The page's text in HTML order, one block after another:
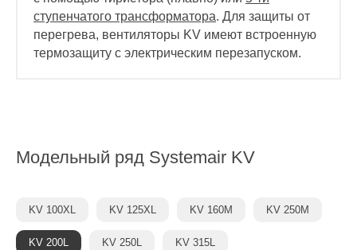
ступенчатого трансформатора. Для защиты от
перегрева, вентиляторы KV имеют встроенную
термозащиту с электрическим перезапуском.
Модельный ряд Systemair KV
KV 100XL KV 125XL KV 160M KV 250M
KV 200L KV 250L KV 315L